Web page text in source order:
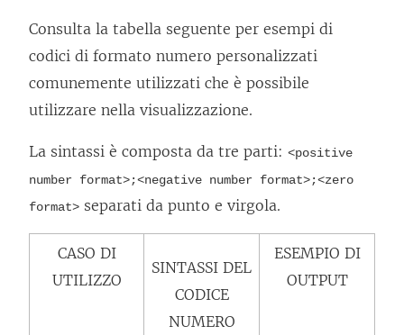
Consulta la tabella seguente per esempi di
codici di formato numero personalizzati
comunemente utilizzati che è possibile
utilizzare nella visualizzazione.
La sintassi è composta da tre parti: <positive
number format>;<negative number format>;<zero
format> separati da punto e virgola.
CASO DI
UTILIZZO
SINTASSI DEL
CODICE
NUMERO
ESEMPIO DI
OUTPUT